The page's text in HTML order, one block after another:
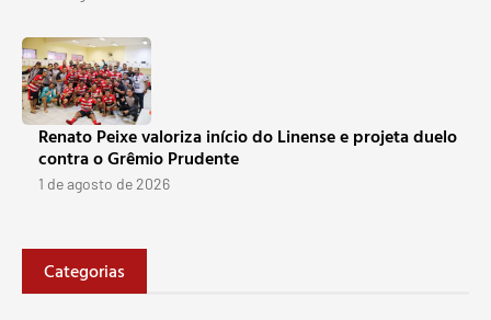
Renato Peixe valoriza início do Linense e projeta duelo
contra o Grêmio Prudente
1 de agosto de 2026
Categorias